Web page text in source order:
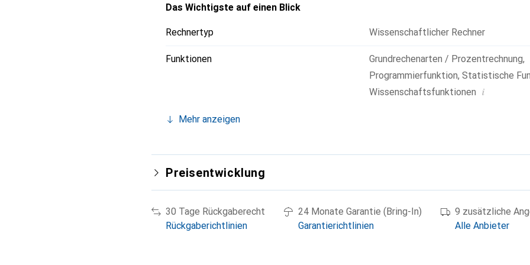
Das Wichtigste auf einen Blick
Rechnertyp Wissenschaftlicher Rechner
Funktionen Grundrechenarten / Prozentrechnung,
Programmierfunktion, Statistische
Wissenschaftsfunktionen i
Mehr anzeigen
Preisentwicklung
30 Tage Rückgaberecht
Rückgaberichtlinien
24 Monate Garantie (Bring-In)
Garantierichtlinien
9 zusätzliche
Alle Anbieter